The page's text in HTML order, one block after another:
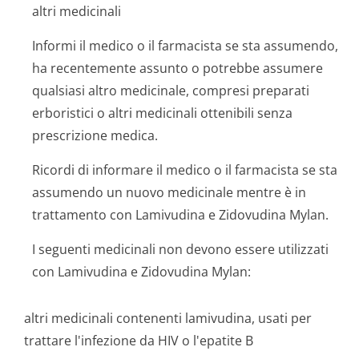
altri medicinali
Informi il medico o il farmacista se sta assumendo,
ha recentemente assunto o potrebbe assumere
qualsiasi altro medicinale, compresi preparati
erboristici o altri medicinali ottenibili senza
prescrizione medica.
Ricordi di informare il medico o il farmacista se sta
assumendo un nuovo medicinale mentre è in
trattamento con Lamivudina e Zidovudina Mylan.
I seguenti medicinali non devono essere utilizzati
con Lamivudina e Zidovudina Mylan:
altri medicinali contenenti lamivudina, usati per
trattare l'infezione da HIV o l'epatite B